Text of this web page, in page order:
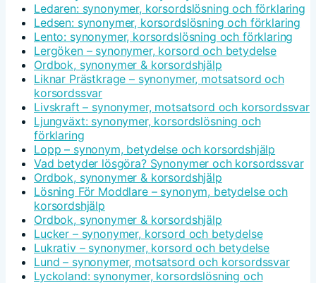
Ledaren: synonymer, korsordslösning och förklaring
Ledsen: synonymer, korsordslösning och förklaring
Lento: synonymer, korsordslösning och förklaring
Lergöken – synonymer, korsord och betydelse
Ordbok, synonymer & korsordshjälp
Liknar Prästkrage – synonymer, motsatsord och
korsordssvar
Livskraft – synonymer, motsatsord och korsordssvar
Ljungväxt: synonymer, korsordslösning och
förklaring
Lopp – synonym, betydelse och korsordshjälp
Vad betyder lösgöra? Synonymer och korsordssvar
Ordbok, synonymer & korsordshjälp
Lösning För Moddlare – synonym, betydelse och
korsordshjälp
Ordbok, synonymer & korsordshjälp
Lucker – synonymer, korsord och betydelse
Lukrativ – synonymer, korsord och betydelse
Lund – synonymer, motsatsord och korsordssvar
Lyckoland: synonymer, korsordslösning och